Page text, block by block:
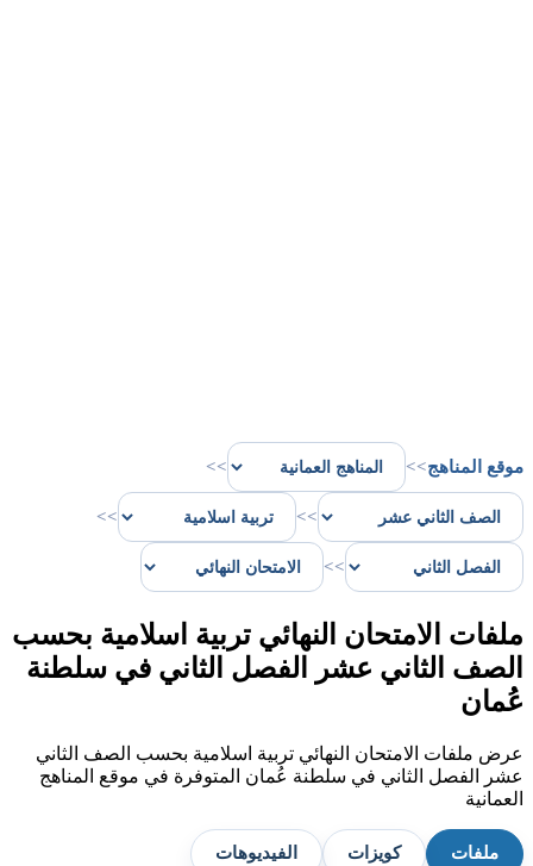
موقع المناهج>>
>>
>>
>>
>>
ملفات الامتحان النهائي تربية اسلامية بحسب
الصف الثاني عشر الفصل الثاني في سلطنة
عُمان
عرض ملفات الامتحان النهائي تربية اسلامية بحسب الصف الثاني
عشر الفصل الثاني في سلطنة عُمان المتوفرة في موقع المناهج
العمانية
ملفات كويزات الفيديوهات